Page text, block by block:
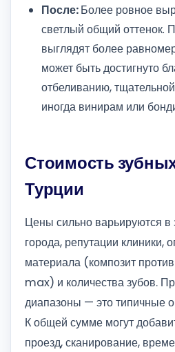
После:Более ровное
светлый общий оттенок.
выглядят более
может быть достигнуто
отбеливанию,
иногда винирам или
Стоимость
Турции
Цены сильно варьируются в
города, репутации клиники,
материала (композит
max) и количества зубов.
диапазоны — это типичные
К общей сумме могут
проезд, сканирование,